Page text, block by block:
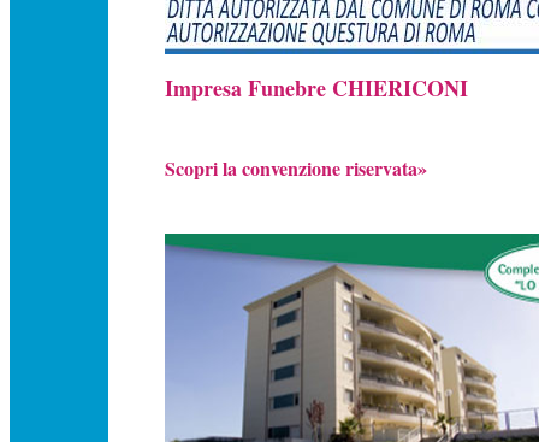
Impresa Funebre CHIERICONI
Scopri la convenzione riservata»